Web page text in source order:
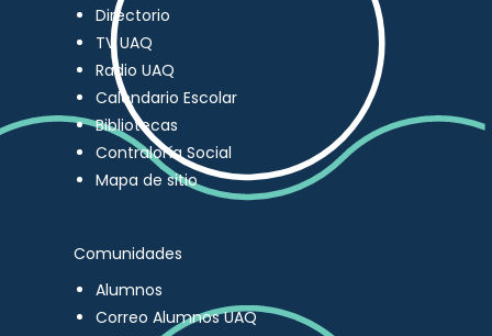
Directorio
TV UAQ
Radio UAQ
Calendario Escolar
Bibliotecas
Contraloría Social
Mapa de sitio
Comunidades
Alumnos
Correo Alumnos UAQ